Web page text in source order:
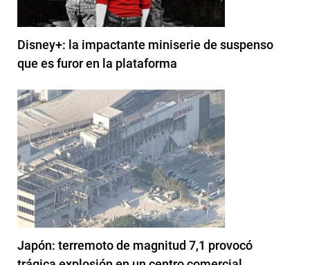
Disney+: la impactante miniserie de suspenso
que es furor en la plataforma
Japón: terremoto de magnitud 7,1 provocó